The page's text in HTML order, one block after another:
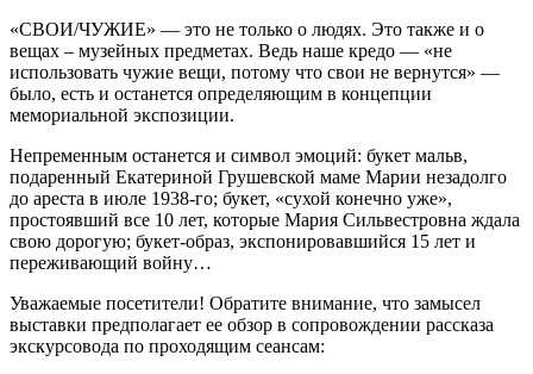
«СВОИ/ЧУЖИЕ» — это не только о людях. Это также и о
вещах – музейных предметах. Ведь наше кредо — «не
использовать чужие вещи, потому что свои не вернутся» —
было, есть и останется определяющим в концепции
мемориальной экспозиции.
Непременным останется и символ эмоций: букет мальв,
подаренный Екатериной Грушевской маме Марии незадолго
до ареста в июле 1938-го; букет, «сухой конечно уже»,
простоявший все 10 лет, которые Мария Сильвестровна ждала
свою дорогую; букет-образ, экспонировавшийся 15 лет и
переживающий войну…
Уважаемые посетители! Обратите внимание, что замысел
выставки предполагает ее обзор в сопровождении рассказа
экскурсовода по проходящим сеансам: